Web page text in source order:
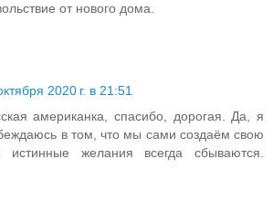
от нового дома.
2020 г. в 21:51
американка, спасибо, дорогая. Да, я
в том, что мы сами создаём свою
желания всегда сбываются.